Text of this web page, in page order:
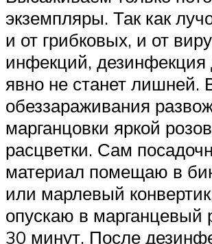
экземпляры. Так как
и от грибковых, и от
инфекций, дезинфекция
явно не станет лишней.
обеззараживания
марганцовки яркой
расцветки. Сам
материал помещаю в
или марлевый
опускаю в марганцевый
30 минут. После